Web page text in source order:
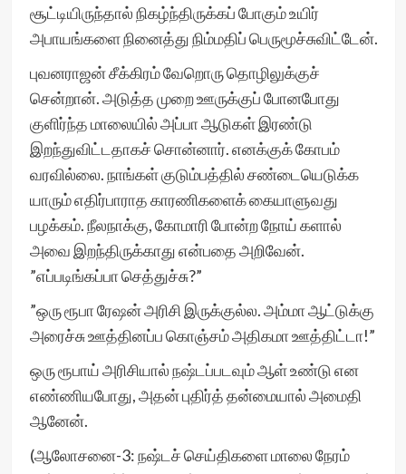
சூட்டியிருந்தால் நிகழ்ந்திருக்கப் போகும் உயிர்
அபாயங்களை நினைத்து நிம்மதிப் பெருமூச்சுவிட்டேன்.
புவனராஜன் சீக்கிரம் வேறொரு தொழிலுக்குச்
சென்றான். அடுத்த முறை ஊருக்குப் போனபோது
குளிர்ந்த மாலையில் அப்பா ஆடுகள் இரண்டு
இறந்துவிட்டதாகச் சொன்னார். எனக்குக் கோபம்
வரவில்லை. நாங்கள் குடும்பத்தில் சண்டையெடுக்க
யாரும் எதிர்பாராத காரணிகளைக் கையாளுவது
பழக்கம். நீலநாக்கு, கோமாரி போன்ற நோய் களால்
அவை இறந்திருக்காது என்பதை அறிவேன்.
”எப்படிங்கப்பா செத்துச்சு?”
”ஒரு ரூபா ரேஷன் அரிசி இருக்குல்ல. அம்மா ஆட்டுக்கு
அரைச்சு ஊத்தினப்ப கொஞ்சம் அதிகமா ஊத்திட்டா!”
ஒரு ரூபாய் அரிசியால் நஷ்டப்படவும் ஆள் உண்டு என
எண்ணியபோது, அதன் புதிர்த் தன்மையால் அமைதி
ஆனேன்.
(ஆலோசனை-3: நஷ்டச் செய்திகளை மாலை நேரம்